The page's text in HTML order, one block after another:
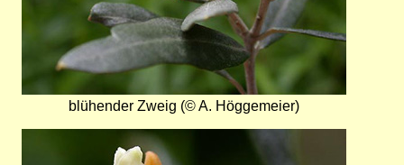
blühender Zweig (© A. Höggemeier)